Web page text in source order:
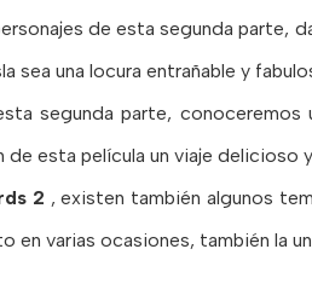
de esta segunda parte,
sea una locura entrañable y
segunda parte,
de esta película un viaje delicioso
2 , existen también algunos
en varias ocasiones, también la